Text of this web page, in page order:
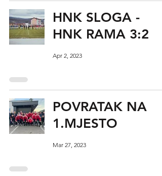
HNK SLOGA -
HNK RAMA 3:2
Apr 2, 2023
POVRATAK NA
1.MJESTO
Mar 27, 2023